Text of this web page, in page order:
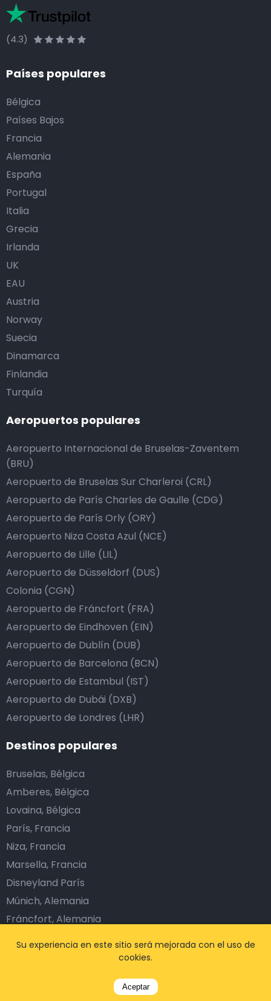
(4.3)
Países populares
Bélgica
Países Bajos
Francia
Alemania
España
Portugal
Italia
Grecia
Irlanda
UK
EAU
Austria
Norway
Suecia
Dinamarca
Finlandia
Turquía
Aeropuertos populares
Aeropuerto Internacional de Bruselas-Zaventem
(BRU)
Aeropuerto de Bruselas Sur Charleroi (CRL)
Aeropuerto de París Charles de Gaulle (CDG)
Aeropuerto de París Orly (ORY)
Aeropuerto Niza Costa Azul (NCE)
Aeropuerto de Lille (LIL)
Aeropuerto de Düsseldorf (DUS)
Colonia (CGN)
Aeropuerto de Fráncfort (FRA)
Aeropuerto de Eindhoven (EIN)
Aeropuerto de Dublín (DUB)
Aeropuerto de Barcelona (BCN)
Aeropuerto de Estambul (IST)
Aeropuerto de Dubái (DXB)
Aeropuerto de Londres (LHR)
Destinos populares
Bruselas, Bélgica
Amberes, Bélgica
Lovaina, Bélgica
París, Francia
Niza, Francia
Marsella, Francia
Disneyland París
Múnich, Alemania
Fráncfort, Alemania
Ámsterdam, Países Bajos
Su experiencia en este sitio será mejorada con el uso de
cookies.
Aceptar